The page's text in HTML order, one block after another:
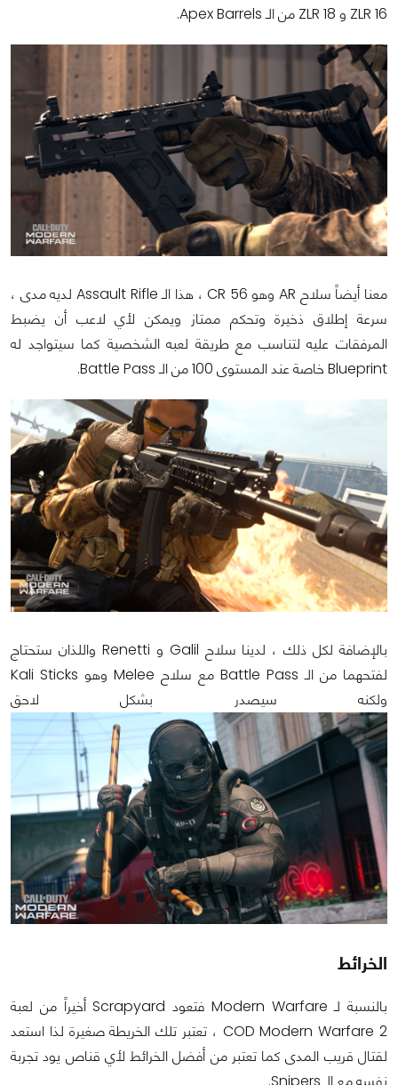
ZLR 16 و ZLR 18 من الـ Apex Barrels.
معنا أيضاً سلاح AR وهو CR 56 ، هذا الـ Assault Rifle لديه مدى ،
سرعة إطلاق ذخيرة وتحكم ممتاز ويمكن لأي لاعب أن يضبط
المرفقات عليه لتناسب مع طريقة لعبه الشخصية كما سيتواجد له
Blueprint خاصة عند المستوى 100 من الـ Battle Pass.
بالإضافة لكل ذلك ، لدينا سلاح Galil و Renetti واللذان ستحتاج
لفتحهما من الـ Battle Pass مع سلاح Melee وهو Kali Sticks
ولكنه سيصدر بشكل لاحق
الخرائط
بالنسبة لـ Modern Warfare فتعود Scrapyard أخيراً من لعبة
COD Modern Warfare 2 ، تعتبر تلك الخريطة صغيرة لذا استعد
لقتال قريب المدى كما تعتبر من أفضل الخرائط لأي قناص يود تجربة